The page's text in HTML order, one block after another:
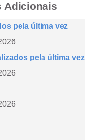
Adicionais
pela última vez
pela última vez